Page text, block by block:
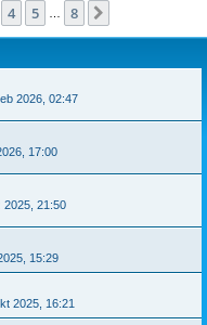
4 5 8
2026, 02:47
17:00
2025, 21:50
15:29
2025, 16:21